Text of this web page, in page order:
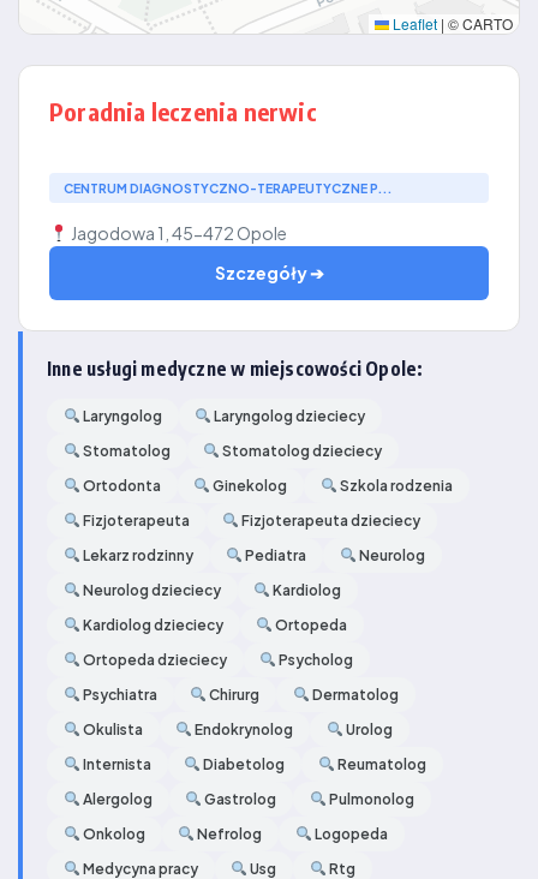
Leaflet | © CARTO
Poradnia leczenia nerwic
CENTRUM DIAGNOSTYCZNO-TERAPEUTYCZNE P...
Jagodowa 1, 45-472 Opole
Szczegóły ➔
Inne usługi medyczne w miejscowości Opole:
Laryngolog
Laryngolog dzieciecy
Stomatolog
Stomatolog dzieciecy
Ortodonta
Ginekolog
Szkola rodzenia
Fizjoterapeuta
Fizjoterapeuta dzieciecy
Lekarz rodzinny
Pediatra
Neurolog
Neurolog dzieciecy
Kardiolog
Kardiolog dzieciecy
Ortopeda
Ortopeda dzieciecy
Psycholog
Psychiatra
Chirurg
Dermatolog
Okulista
Endokrynolog
Urolog
Internista
Diabetolog
Reumatolog
Alergolog
Gastrolog
Pulmonolog
Onkolog
Nefrolog
Logopeda
Medycyna pracy
Usg
Rtg